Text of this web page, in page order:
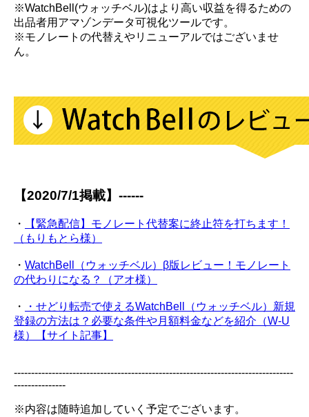
※WatchBell(ウォッチベル)はより高い収益を得るための
出品者用アマゾンデータ可視化ツールです。
※モノレートの代替えやリニューアルではございませ
ん。
【2020/7/1掲載】------
・
【緊急配信】モノレート代替案に終止符を打ちます！
（もりもとら様）
・ WatchBell（ウォッチベル）β版レビュー！モノレート
の代わりになる？（アオ様）
・
・せどり転売で使えるWatchBell（ウォッチベル）新規
登録の方法は？必要な条件や月額料金などを紹介（W-U
様）【サイト記事】
---------------------------------------------------------------------------------
---------------
※内容は随時追加していく予定でございます。